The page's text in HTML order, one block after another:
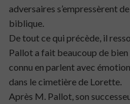
adversaires s’empressèrent
biblique.
De tout ce qui précède, il
Pallot a fait beaucoup de bien
connu en parlent avec
dans le cimetière de Lorette.
Après M. Pallot, son